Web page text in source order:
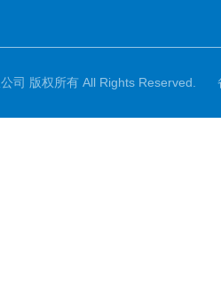
司 版权所有 All Rights Reserved.